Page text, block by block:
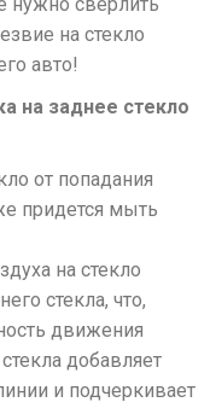
на стекло
авто!
на заднее стекло
от попадания
придется мыть
на стекло
стекла, что,
движения
добавляет
и подчеркивает